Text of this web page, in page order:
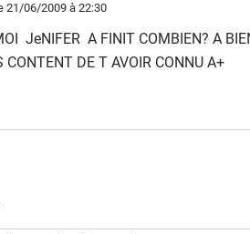
21/06/2009à 22:30
JeNIFER A FINIT COMBIEN? A
CONTENT DE T AVOIR CONNU A+